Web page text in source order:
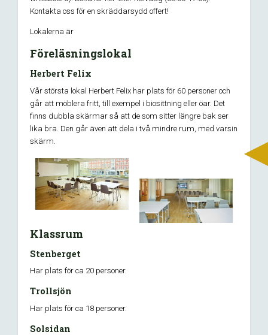
Kontakta oss för en skräddarsydd offert!
Lokalerna är
Föreläsningslokal
Herbert Felix
Vår största lokal Herbert Felix har plats för 60 personer och
går att möblera fritt, till exempel i biosittning eller öar. Det
finns dubbla skärmar så att de som sitter längre bak ser
lika bra. Den går även att dela i två mindre rum, med varsin
skärm.
Klassrum
Stenberget
Har plats för ca 20 personer.
Trollsjön
Har plats för ca 18 personer.
Solsidan